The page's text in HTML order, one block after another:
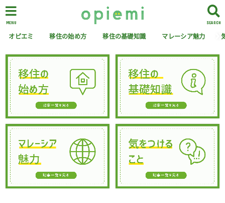
SEARCH
MENU
オピエミ 移住の始め方 移住の基礎知識 マレーシア魅力